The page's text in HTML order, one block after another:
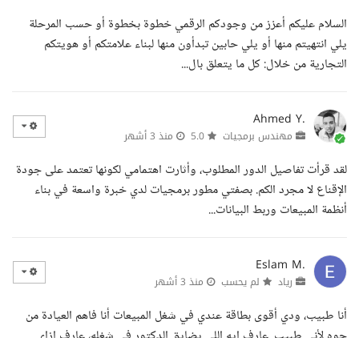
السلام عليكم أعزز من وجودكم الرقمي خطوة بخطوة أو حسب المرحلة
يلي انتهيتم منها أو يلي حابين تبدأون منها لبناء علامتكم أو هويتكم
التجارية من خلال: كل ما يتعلق بال...
Ahmed Y.
مهندس برمجيات منذ 3 أشهر
لقد قرأت تفاصيل الدور المطلوب، وأثارت اهتمامي لكونها تعتمد على جودة
الإقناع لا مجرد الكم. بصفتي مطور برمجيات لدي خبرة واسعة في بناء
أنظمة المبيعات وربط البيانات...
Eslam M.
رياد لم يحسب منذ 3 أشهر
أنا طبيب، ودي أقوى بطاقة عندي في شغل المبيعات أنا فاهم العيادة من